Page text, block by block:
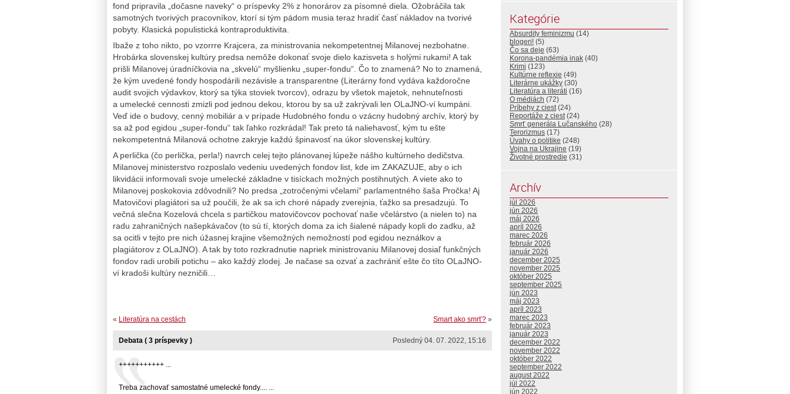
fond pripravila „dočasne naveky“ o príspevky 2% z honorárov za písomné diela. Ožobráčila tak
samotných tvorivých pracovníkov, ktorí si tým pádom musia teraz hradiť časť nákladov na tvorivé
pobyty. Klasická populistická kontraproduktivita.
Ibaže z toho nikto, po vzorrre Krajcera, za ministrovania nekompetentnej Milanovej nezbohatne.
Hrobárka slovenskej kultúry predsa nemôže dokonať svoje dielo kazisveta s holými rukami! A tak
prišli Milanovej úradníčkovia na „skvelú“ myšlienku „super-fondu“. Čo to znamená? No to znamená,
že kým uvedené fondy hospodárili nezávisle a transparentne (Literárny fond vydáva každoročne
audit svojich výdavkov, ktorý sa týka stoviek tvorcov), odrazu by všetok majetok, nehnuteľnosti
a umelecké cennosti zmizli pod jednou dekou, ktorou by sa už zakrývali len OLaJNO-ví kumpáni.
Veď ide o budovy, cenný mobiliár a v prípade Hudobného fondu o vzácny hudobný archív, ktorý by
sa až pod egidou „super-fondu“ tak ľahko rozkrádal! Tak preto tá naliehavosť, kým tu ešte
nekompetentná Milanová ochotne zakryje každú špinavosť na úkor slovenskej kultúry.
A perlička (čo perlička, perla!) navrch celej tejto plánovanej lúpeže nášho kultúrneho dedičstva.
Milanovej ministerstvo rozposlalo vedeniu uvedených fondov list, kde im ZAKAZUJE, aby o ich
likvidácii informovali svoje umelecké základne v tisíckach možných postihnutých. A viete ako to
Milanovej poskokovia zdôvodnili? No predsa „zotročenými včelami“ parlamentného šaša Pročka! Aj
Matovičovi plagiátori sa už poučili, že ak sa ich choré nápady zverejnia, ťažko sa presadzujú. To
večná slečna Kozelová chcela s partičkou matovičovcov pochovať naše včelárstvo (a nielen to) na
radu zahraničných našepkávačov (to sú tí, ktorých doma za ich šialené nápady kopli do zadku, až
sa ocitli v tejto pre nich úžasnej krajine všemožných nemožností pod egidou neználkov a
plagiátorov z OLaJNO). A tak by toto rozkradnutie napriek ministrovaniu Milanovej dosiaľ funkčných
fondov radi urobili potichu – ako každý zlodej. Je načase sa ozvať a zachrániť ešte čo títo OLaJNO-
ví kradoši kultúry nezničili…
Smart ako smrť? »
« Literatúra na cestách
Posledný 04. 07. 2022, 15:16
Debata ( 3 príspevky )
+++++++++++ ...
Treba zachovať samostatné umelecké fondy.... ...
Kategórie
Absurdity feminizmu (14)
blogeri! (5)
Čo sa deje (63)
Korona-pandémia inak (40)
Krimi (123)
Kultúrne reflexie (49)
Literárne ukážky (30)
Literatúra a literáti (16)
O médiách (72)
Príbehy z ciest(24)
Reportáže z ciest(24)
Smrť generála Lučanského (28)
Terorizmus (17)
Úvahy o politike (248)
Vojna na Ukrajine (19)
Životné prostredie (31)
Archív
júl 2026
jún 2026
máj 2026
apríl 2026
marec 2026
február 2026
január 2026
december 2025
november 2025
október 2025
september 2025
jún 2023
máj 2023
apríl 2023
marec 2023
február 2023
január 2023
december 2022
november 2022
október 2022
september 2022
august 2022
júl 2022
jún 2022